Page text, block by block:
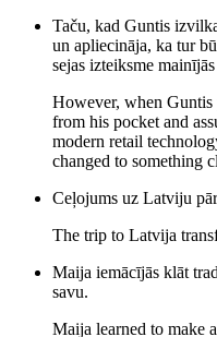
Taču, kad Guntis
un apliecināja, ka tur
sejas izteiksme
However, when
from his pocket and
modern retail
changed to something
Ceļojums uz Latviju
The trip to Latvija
Maija iemācījās klāt
savu.
Maija learned to make